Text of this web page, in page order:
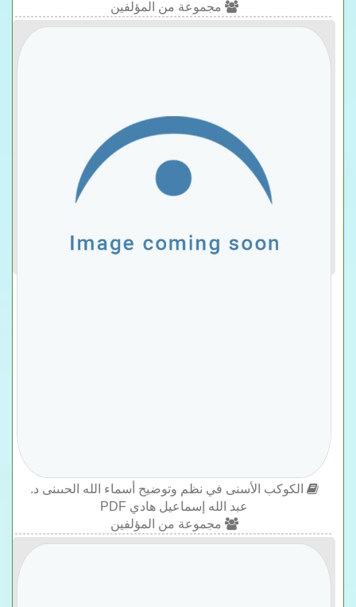
مجموعة من المؤلفين
الكوكب الأسنى في نظم وتوضيح أسماء الله الحىىنى د.
عبد الله إسماعيل هادي PDF
مجموعة من المؤلفين